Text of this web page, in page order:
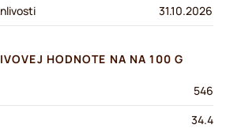
31.10.2026
HODNOTE NA NA 100 G
546
34.4